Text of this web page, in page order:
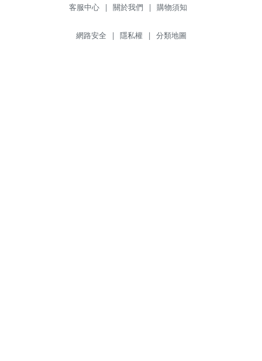
客服中心 | 關於我們 | 購物須知
網路安全 | 隱私權 | 分類地圖